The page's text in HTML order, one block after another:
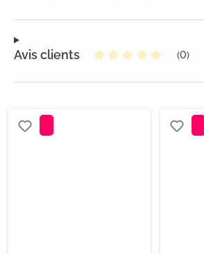
Avis clients
(0)